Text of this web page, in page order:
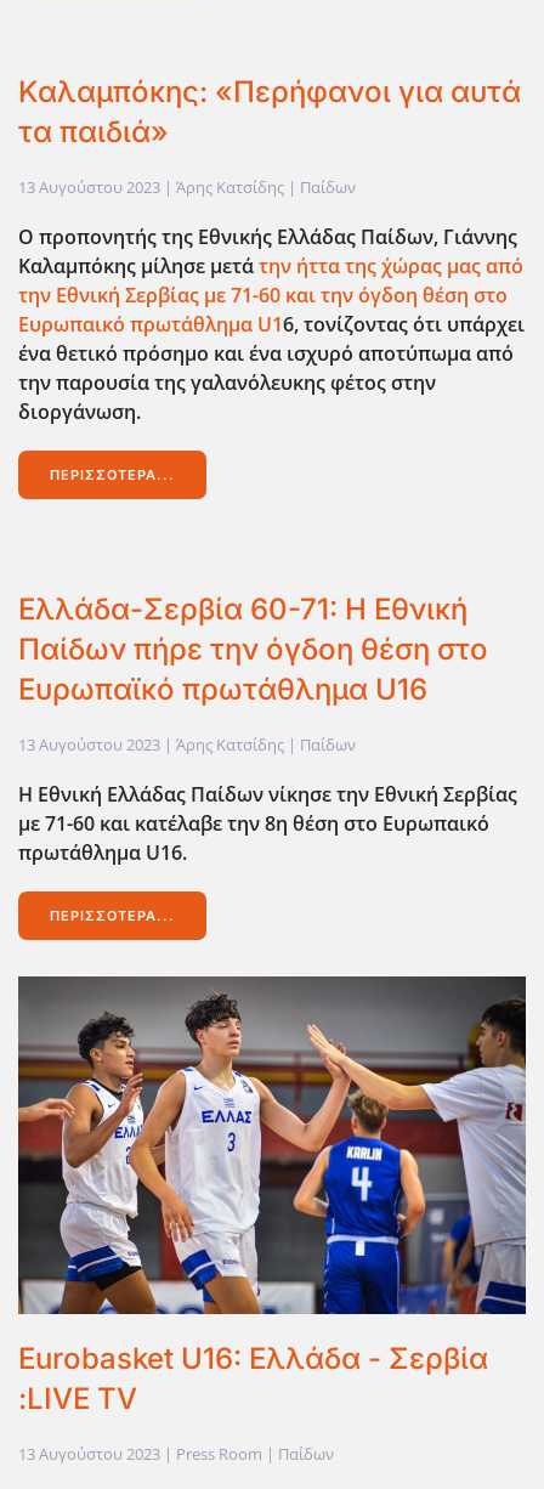
Καλαμπόκης: «Περήφανοι για αυτά
τα παιδιά»
13 Αυγούστου 2023 | Άρης Κατσίδης | Παίδων
Ο προπονητής της Εθνικής Ελλάδας Παίδων, Γιάννης
Καλαμπόκης μίλησε μετάτην ήττα της ΄χώρας μας από
την Εθνική Σερβίας με 71-60 και την όγδοη θέση στο
Ευρωπαικό πρωτάθλημα U16, τονίζοντας ότι υπάρχει
ένα θετικό πρόσημο και ένα ισχυρό αποτύπωμα από
την παρουσία της γαλανόλευκης φέτος στην
διοργάνωση.
ΠΕΡΙΣΣΌΤΕΡΑ...
Ελλάδα-Σερβία 60-71: Η Εθνική
Παίδων πήρε την όγδοη θέση στο
Ευρωπαϊκό πρωτάθλημα U16
13 Αυγούστου 2023 | Άρης Κατσίδης | Παίδων
Η Εθνική Ελλάδας Παίδων νίκησε την Εθνική Σερβίας
με 71-60 και κατέλαβε την 8η θέση στο Ευρωπαικό
πρωτάθλημα U16.
ΠΕΡΙΣΣΌΤΕΡΑ...
Eurobasket U16: Ελλάδα - Σερβία
:LIVE TV
13 Αυγούστου 2023 | Press Room | Παίδων